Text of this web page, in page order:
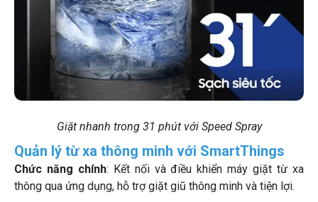
Giặt nhanh trong 31 phút với Speed Spray
Quản lý từ xa thông minh với SmartThings
Chức năng chính: Kết nối và điều khiển máy giặt từ xa
thông qua ứng dụng, hỗ trợ giặt giũ thông minh và tiện lợi.